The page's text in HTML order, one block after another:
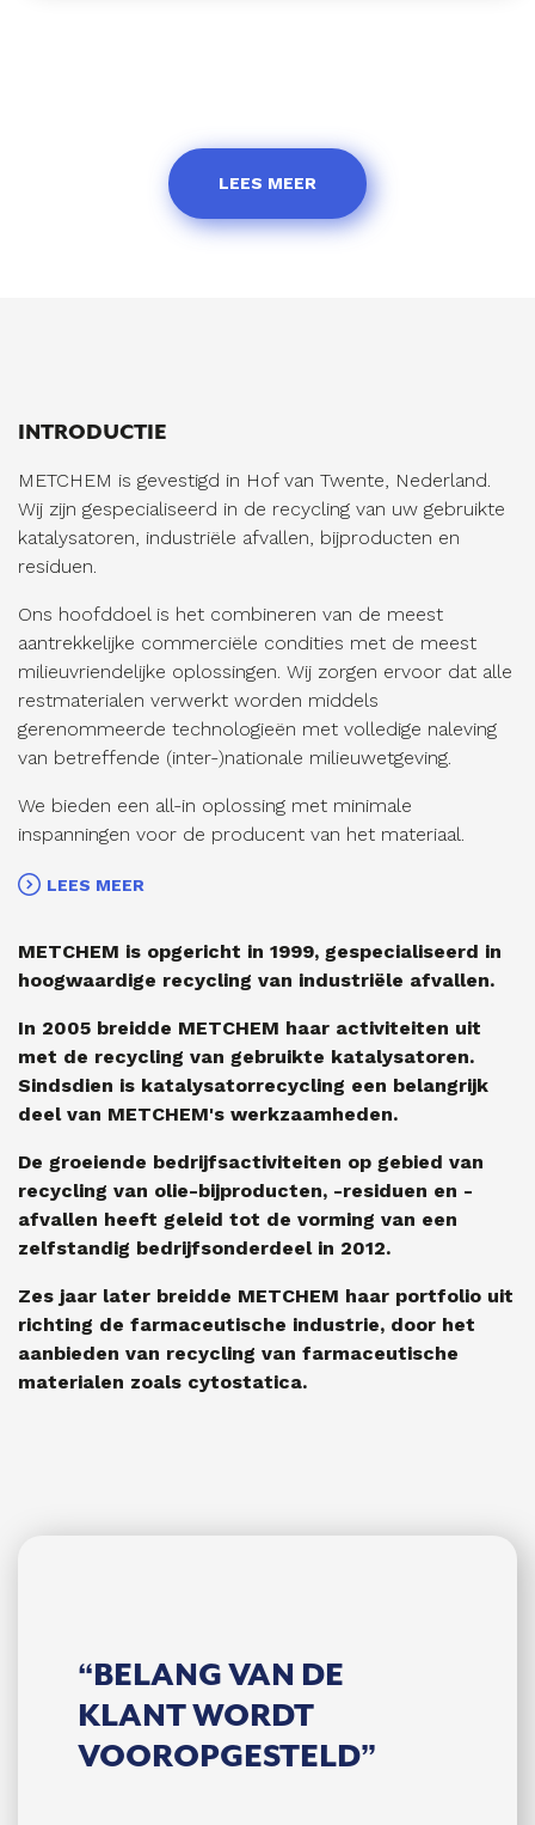
LEES MEER
INTRODUCTIE
METCHEM is gevestigd in Hof van Twente, Nederland.
Wij zijn gespecialiseerd in de recycling van uw gebruikte
katalysatoren, industriële afvallen, bijproducten en
residuen.
Ons hoofddoel is het combineren van de meest
aantrekkelijke commerciële condities met de meest
milieuvriendelijke oplossingen. Wij zorgen ervoor dat alle
restmaterialen verwerkt worden middels
gerenommeerde technologieën met volledige naleving
van betreffende (inter-)nationale milieuwetgeving.
We bieden een all-in oplossing met minimale
inspanningen voor de producent van het materiaal.
LEES MEER
METCHEM is opgericht in 1999, gespecialiseerd in
hoogwaardige recycling van industriële afvallen.
In 2005 breidde METCHEM haar activiteiten uit
met de recycling van gebruikte katalysatoren.
Sindsdien is katalysatorrecycling een belangrijk
deel van METCHEM's werkzaamheden.
De groeiende bedrijfsactiviteiten op gebied van
recycling van olie-bijproducten, -residuen en -
afvallen heeft geleid tot de vorming van een
zelfstandig bedrijfsonderdeel in 2012.
Zes jaar later breidde METCHEM haar portfolio uit
richting de farmaceutische industrie, door het
aanbieden van recycling van farmaceutische
materialen zoals cytostatica.
“BELANG VAN DE
KLANT WORDT
VOOROP­GESTELD”